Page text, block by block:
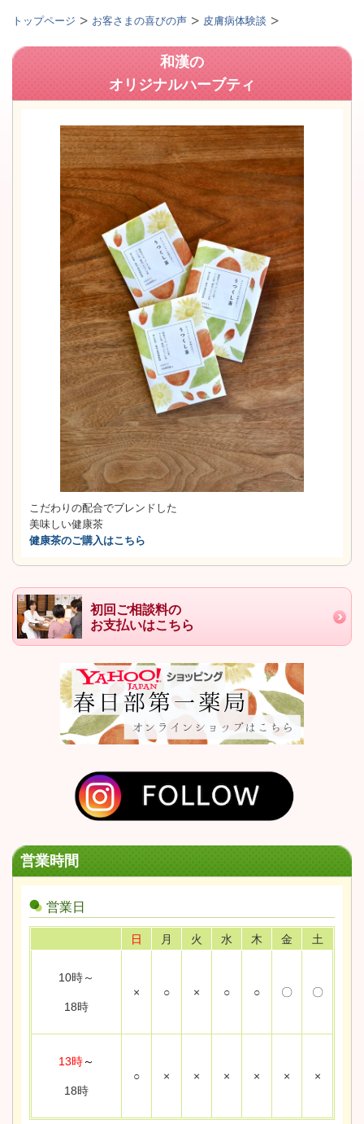
トップページ お客さまの喜びの声 皮膚病体験談
和漢の
オリジナルハーブティ
こだわりの配合でブレンドした
美味しい健康茶
健康茶のご購入はこちら
初回ご相談料の
お支払いはこちら
営業時間
営業日
日 月 火 水 木 金 土
10時～
18時
× ○ × ○ ○ 〇 〇
13時～
18時
○ × × × × × ×